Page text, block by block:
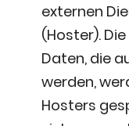
externen
(Hoster).
Daten, die
werden,
Hosters